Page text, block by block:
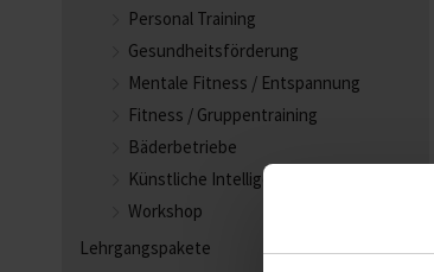
Personal Training
Gesundheitsförderung
Mentale Fitness / Entspannung
Fitness / Gruppentraining
Bäderbetriebe
Künstliche Intelligenz
Workshop
Lehrgangspakete